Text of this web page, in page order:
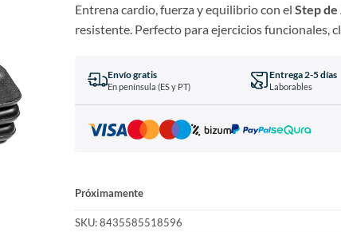
Entrena cardio, fuerza y equilibrio con el Step
resistente. Perfecto para ejercicios funcionales,
Envío gratis
En península (ES y PT)
Entrega 2-5 días
Laborables
Próximamente
SKU:8435585518596